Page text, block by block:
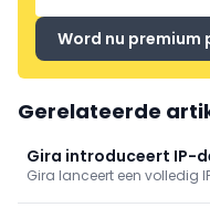
Word nu premium
Gerelateerde
Gira introduceert IP-
van woning tot wijk
Gira lanceert een volledig